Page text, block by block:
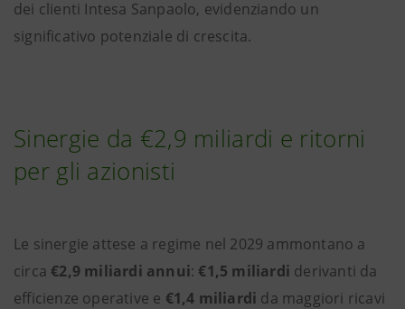
dei clienti Intesa Sanpaolo, evidenziando un
significativo potenziale di crescita.
Sinergie da €2,9 miliardi e ritorni
per gli azionisti
Le sinergie attese a regime nel 2029 ammontano a
circa €2,9 miliardi annui: €1,5 miliardi derivanti da
efficienze operative e €1,4 miliardi da maggiori ricavi